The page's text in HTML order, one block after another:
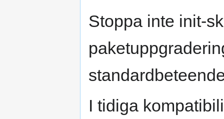
Stoppa inte init-
I tidiga